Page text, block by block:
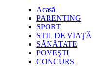
Acasă
PARENTING
SPORT
STIL DE VIAŢĂ
SĂNĂTATE
POVEŞTI
CONCURS